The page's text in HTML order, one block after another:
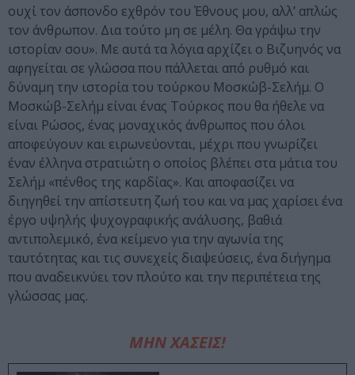
ουχί τον άσπονδο εχθρόν του Έθνους μου, αλλ’ απλώς
τον άνθρωπον. Δια τούτο μη σε μέλη. Θα γράψω την
ιστορίαν σου». Με αυτά τα λόγια αρχίζει ο Βιζυηνός να
αφηγείται σε γλώσσα που πάλλεται από ρυθμό και
δύναμη την ιστορία του τούρκου Μοσκώβ-Σελήμ. Ο
Μοσκώβ-Σελήμ είναι ένας Τούρκος που θα ήθελε να
είναι Ρώσος, ένας μοναχικός άνθρωπος που όλοι
αποφεύγουν και ειρωνεύονται, μέχρι που γνωρίζει
έναν έλληνα στρατιώτη ο οποίος βλέπει στα μάτια του
Σελήμ «πένθος της καρδίας». Και αποφασίζει να
διηγηθεί την απίστευτη ζωή του και να μας χαρίσει ένα
έργο υψηλής ψυχογραφικής ανάλυσης, βαθιά
αντιπολεμικό, ένα κείμενο για την αγωνία της
ταυτότητας και τις συνεχείς διαψεύσεις, ένα διήγημα
που αναδεικνύει τον πλούτο και την περιπέτεια της
γλώσσας μας.
ΜΗΝ ΧΑΣΕΙΣ!